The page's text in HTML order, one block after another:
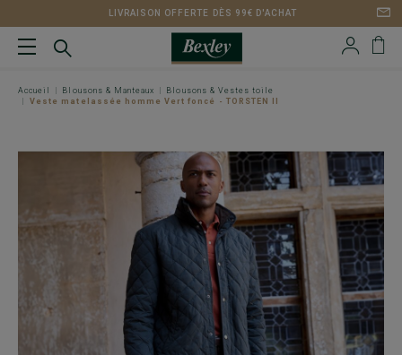
LIVRAISON OFFERTE DÈS 99€ D'ACHAT
Accueil Blousons & Manteaux
Blousons & Vestes toile
Veste matelassée homme Vert foncé - TORSTEN II